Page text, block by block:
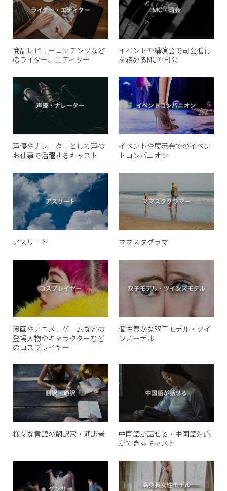
商品レビューコンテンツなど
のライター、エディター
イベントや講演会で司会進行
を務めるMCや司会
声優やナレーターとして声の
お仕事で活躍するキャスト
イベントや展示会でのイベン
トコンパニオン
アスリート ママスタグラマー
漫画やアニメ、ゲームなどの
登場人物やキャラクターなど
のコスプレイヤー
個性豊かな双子モデル・ツイ
ンズモデル
様々な言語の翻訳家・通訳者
中国語が話せる・中国語対応
ができるキャスト